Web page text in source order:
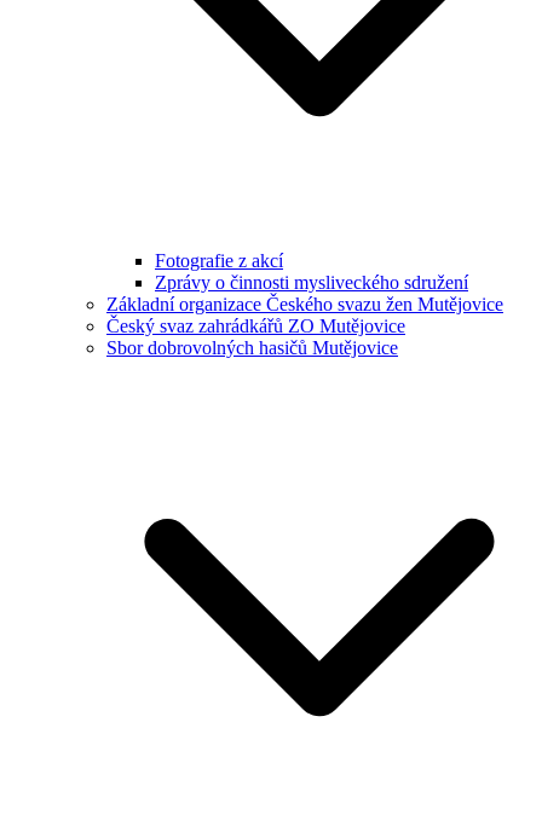
Fotografie z akcí
Zprávy o činnosti mysliveckého sdružení
Základní organizace Českého svazu žen Mutějovice
Český svaz zahrádkářů ZO Mutějovice
Sbor dobrovolných hasičů Mutějovice